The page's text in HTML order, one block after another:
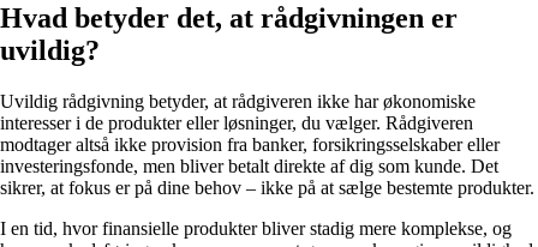
Hvad betyder det, at rådgivningen er
uvildig?
Uvildig rådgivning betyder, at rådgiveren ikke har økonomiske
interesser i de produkter eller løsninger, du vælger. Rådgiveren
modtager altså ikke provision fra banker, forsikringsselskaber eller
investeringsfonde, men bliver betalt direkte af dig som kunde. Det
sikrer, at fokus er på dine behov – ikke på at sælge bestemte produkter.
I en tid, hvor finansielle produkter bliver stadig mere komplekse, og